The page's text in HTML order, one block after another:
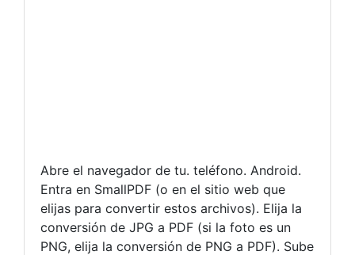
Abre el navegador de tu. teléfono. Android.
Entra en SmallPDF (o en el sitio web que
elijas para convertir estos archivos). Elija la
conversión de JPG a PDF (si la foto es un
PNG, elija la conversión de PNG a PDF). Sube